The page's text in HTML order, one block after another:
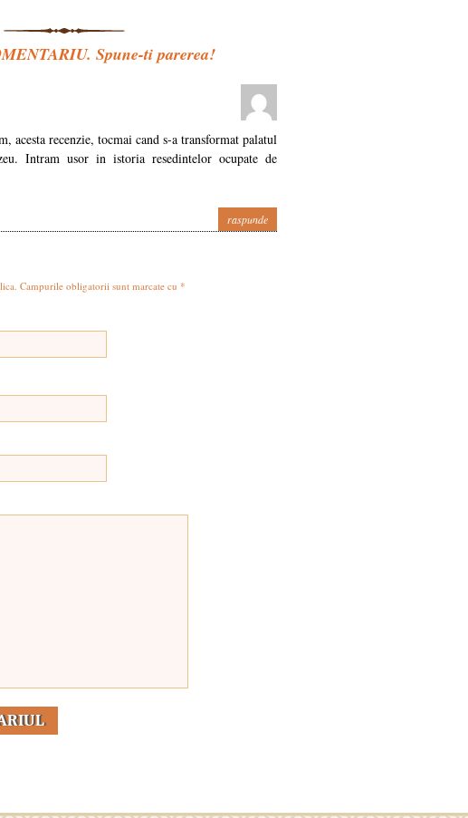
Spune-ti parerea!
acesta recenzie, tocmai cand s-a transformat palatul
Intram usor in istoria resedintelor ocupate de
raspunde
Campurile obligatorii sunt marcate cu *